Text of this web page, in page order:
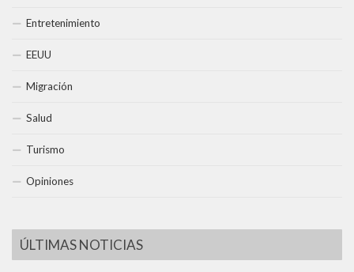
Entretenimiento
EEUU
Migración
Salud
Turismo
Opiniones
ÚLTIMAS NOTICIAS